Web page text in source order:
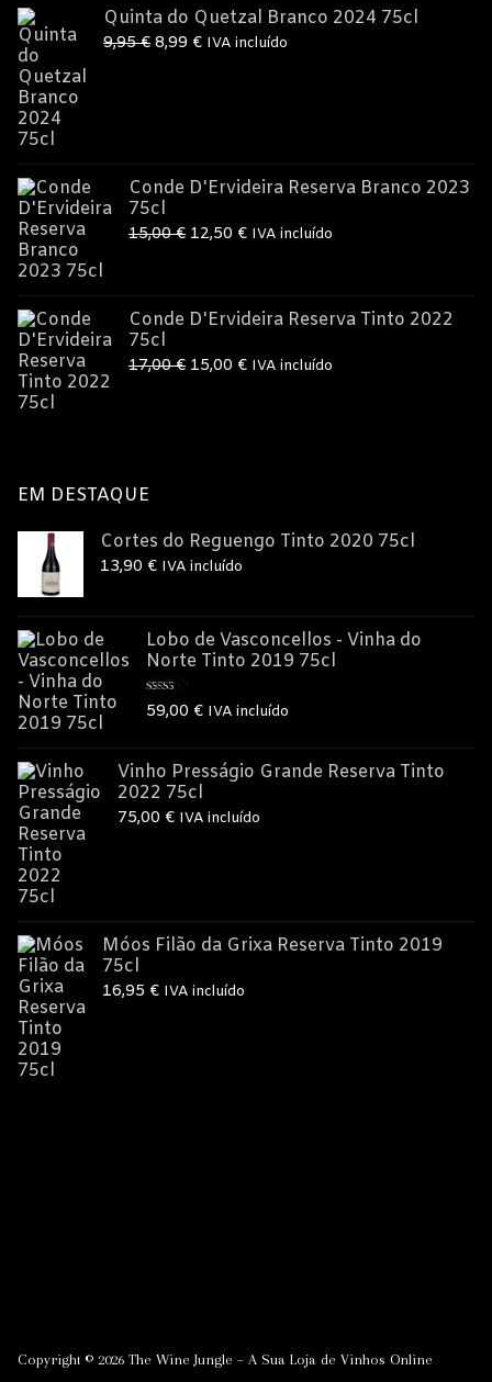
Quinta do Quetzal Branco 2024 75cl
9,95€ O
8,99 €OIVA incluído
Conde D'Ervideira Reserva Branco 2023
75cl
15,00€ O
era:
12,50 €O
é:
IVA incluído
Conde D'Ervideira Reserva Tinto 2022
75cl
17,00€ O
15,00 €OIVA incluído
EM DESTAQUE
Cortes do Reguengo Tinto 2020 75cl
13,90 € IVA incluído
Lobo de Vasconcellos - Vinha do
Norte Tinto 2019 75cl
Avaliação
5.00de 5
59,00 € IVA incluído
Vinho Presságio Grande Reserva Tinto
2022 75cl
75,00 € IVA incluído
Móos Filão da Grixa Reserva Tinto 2019
75cl
16,95 € IVA incluído
Copyright © 2026 The Wine Jungle – A Sua Loja de Vinhos Online